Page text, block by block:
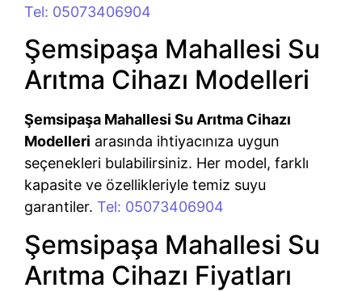
Tel: 05073406904
Şemsipaşa Mahallesi Su
Arıtma Cihazı Modelleri
Şemsipaşa Mahallesi Su Arıtma Cihazı
Modelleri arasında ihtiyacınıza uygun
seçenekleri bulabilirsiniz. Her model, farklı
kapasite ve özellikleriyle temiz suyu
garantiler. Tel: 05073406904
Şemsipaşa Mahallesi Su
Arıtma Cihazı Fiyatları